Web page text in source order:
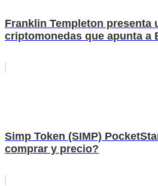
Franklin Templeton presenta
criptomonedas que apunta a
Simp Token (SIMP)
comprar y precio?